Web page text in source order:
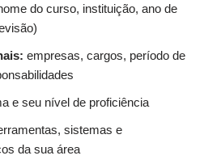
do curso, instituição, ano de
empresas, cargos, período de
e seu nível de proficiência
sistemas e
da sua área